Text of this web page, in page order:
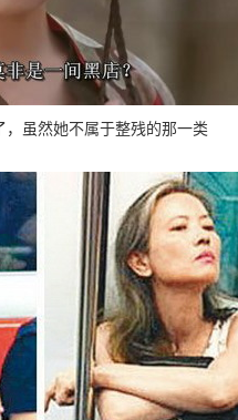
虽然她不属于整残的那一类